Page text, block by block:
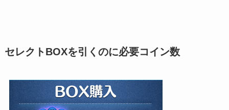
セレクトBOXを引くのに必要コイン数